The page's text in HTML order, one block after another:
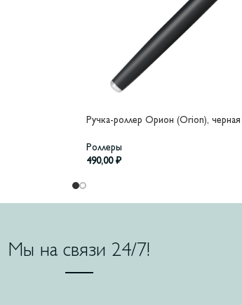
Ручка-роллер Орион (Orion), черная
Роллеры
490,00 ₽
Мы на связи 24/7!